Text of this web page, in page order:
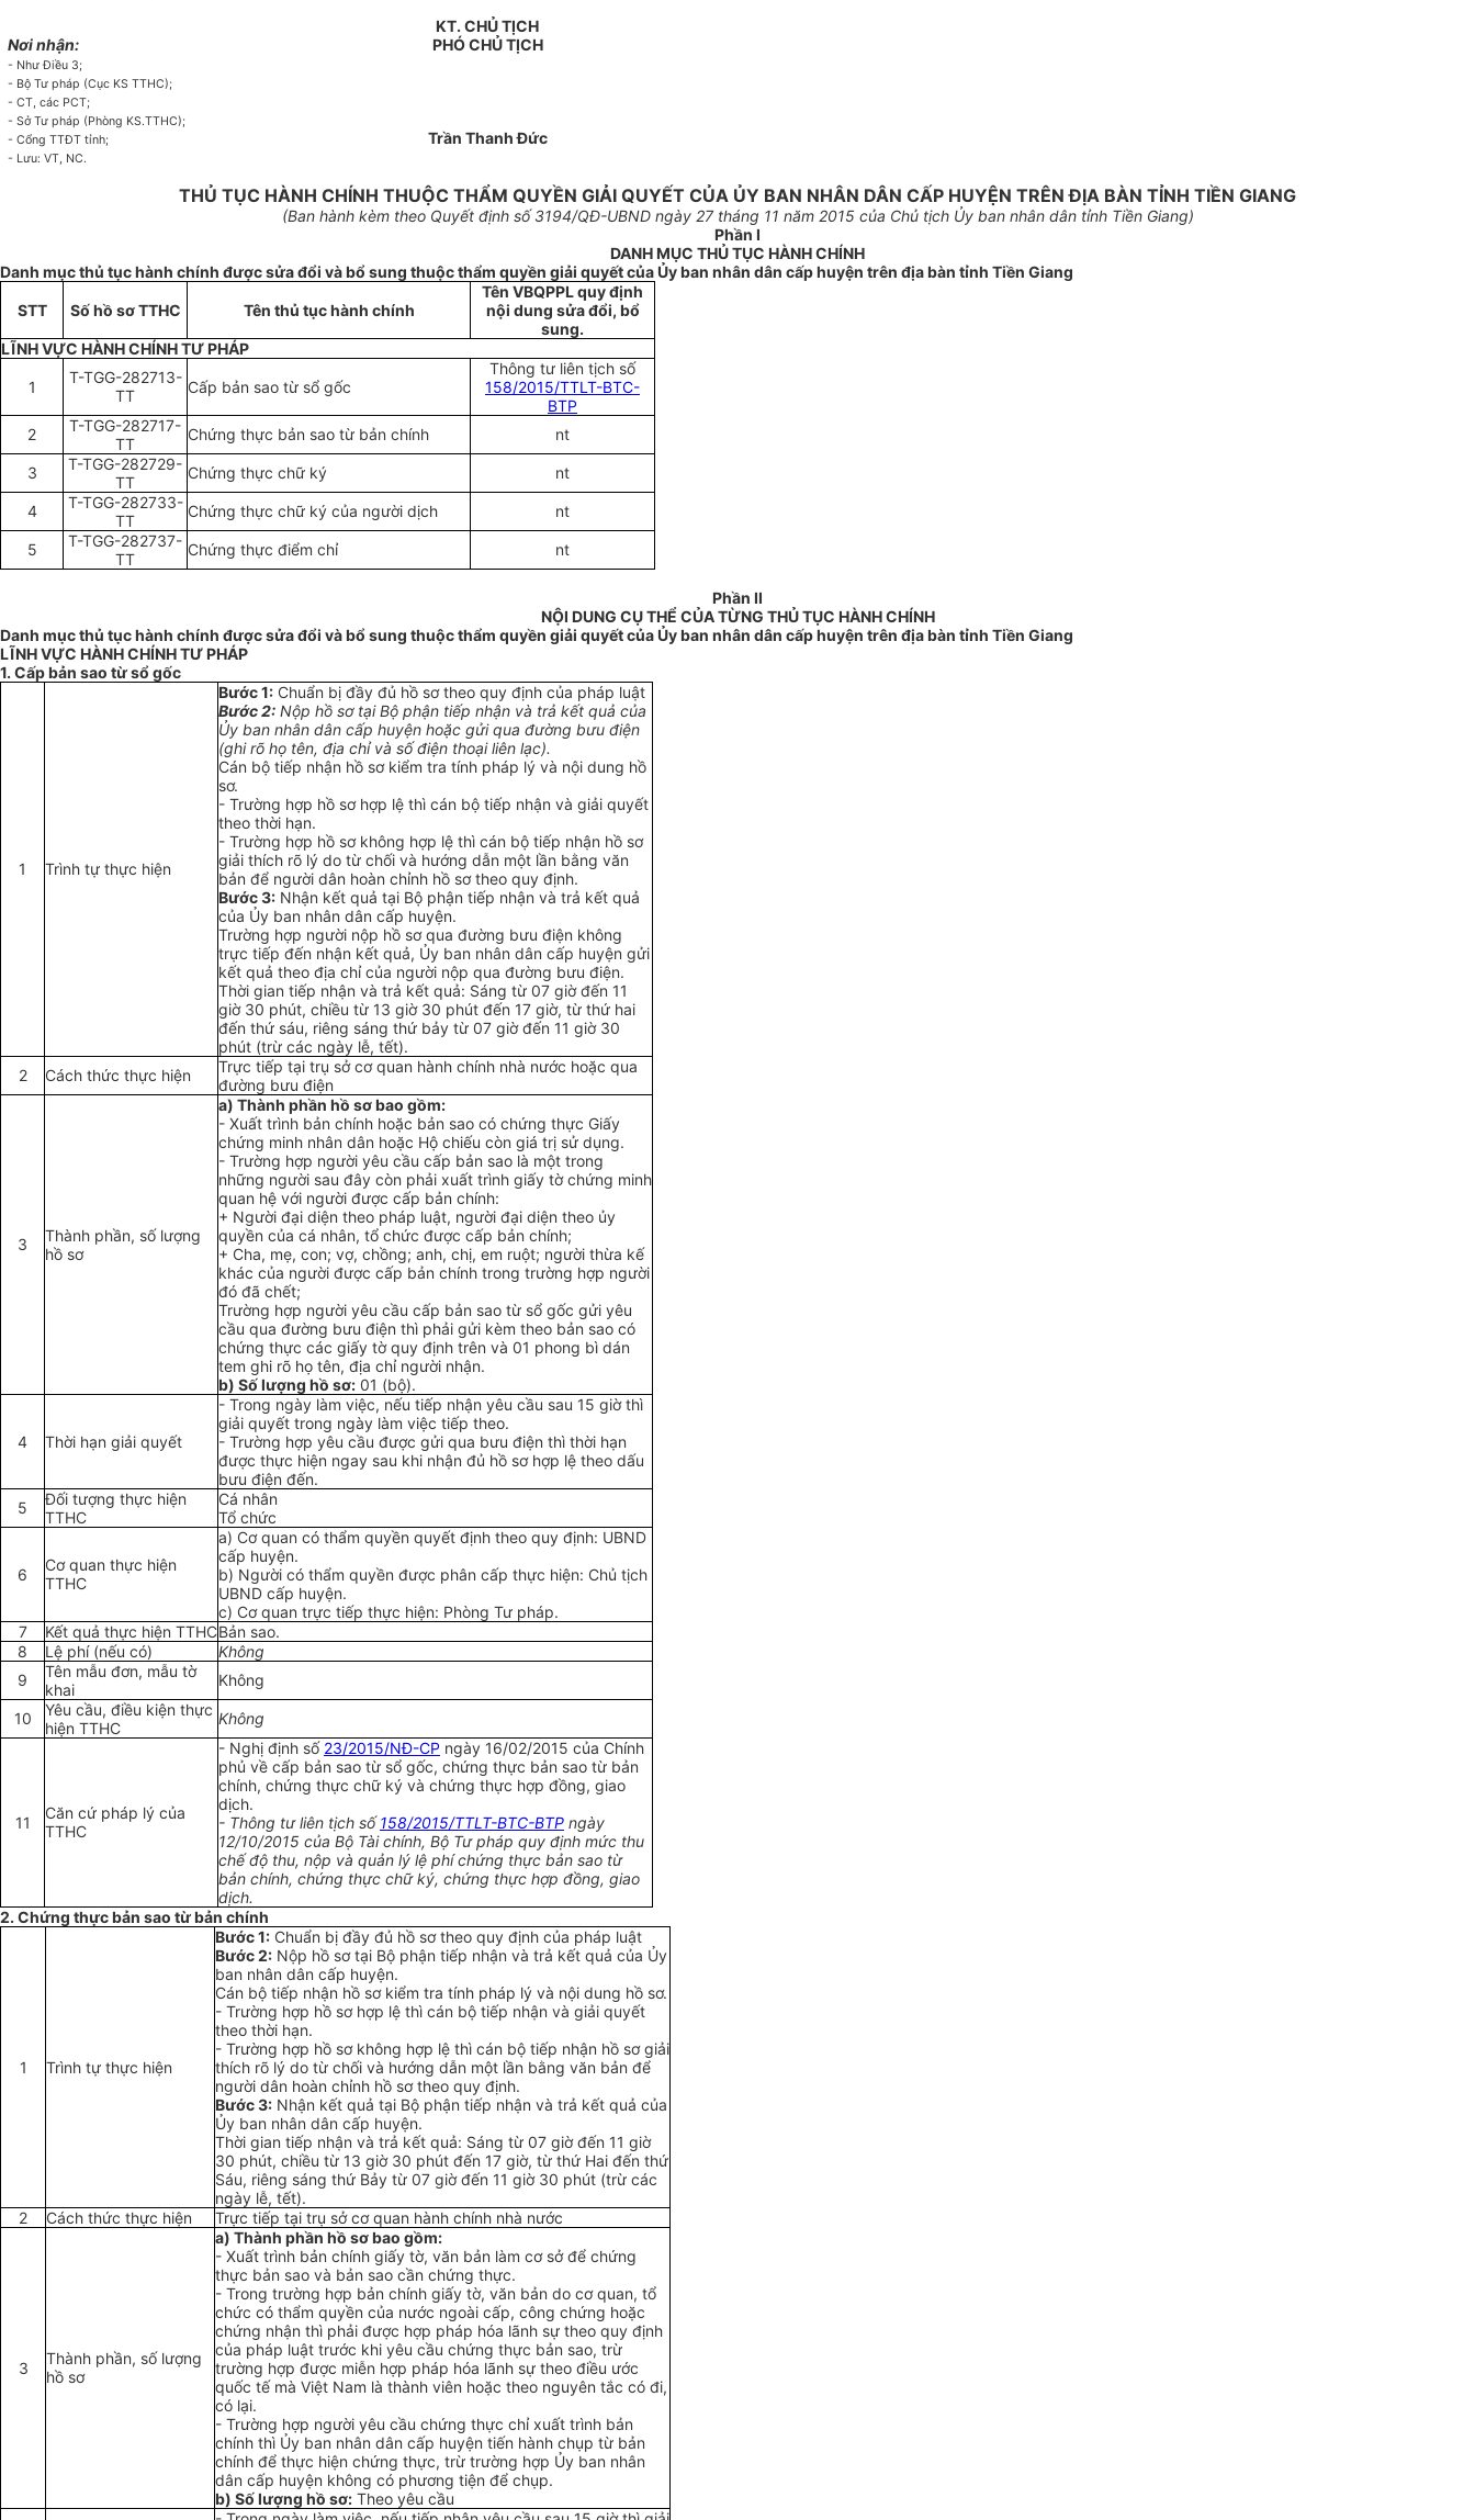
Nơi nhận:
- Như Điều 3;
- Bộ Tư pháp (Cục KS TTHC);
-CT, các PCT;
-Sở Tư pháp (Phòng KS.TTHC);
-Cổng TTĐT tỉnh;
- Lưu: VT, NC.
KT. CHỦ TỊCH
PHÓCHỦ TỊCH
Trần Thanh Đức
THỦ TỤC HÀNH CHÍNH THUỘC THẨM QUYỀN GIẢI QUYẾT CỦA ỦY BAN NHÂN DÂN CẤP HUYỆN TRÊN ĐỊA BÀN TỈNH TIỀN GIANG
(Ban hành kèm theo Quyết định số 3194/QĐ-UBND ngày27 tháng 11 năm 2015 của Chủ tịch Ủy ban nhân dân tỉnh Tiền Giang)
Phần I
DANH MỤC THỦ TỤC HÀNH CHÍNH
Danh mục thủ tục hành chính được sửa đổi và bổ sung thuộc thẩm quyền giải quyết củaỦy ban nhân dân cấp huyện trên địa bàn tỉnh Tiền Giang
STT Số hồ sơ TTHC Tên thủ tục hành chính
Tên VBQPPL quy định
nội dung sửa đổi, bổ
sung.
LĨNH VỰC HÀNH CHÍNH TƯ PHÁP
1
T-TGG-282713-
TT
Cấp bản sao từ sổ gốc
Thông tư liên tịch số
158/2015/TTLT-BTC-
BTP
2
T-TGG-282717-
TT
Chứng thực bản sao từ bản chính nt
3
T-TGG-282729-
TT
Chứng thực chữ ký nt
4
T-TGG-282733-
TT
Chứng thực chữ ký của người dịch nt
5
T-TGG-282737-
TT
Chứng thực điểm chỉ nt
Phần II
NỘI DUNG CỤ THỂ CỦA TỪNG THỦ TỤC HÀNH CHÍNH
Danh mục thủ tục hành chính được sửa đổi và bổ sung thuộc thẩm quyền giải quyết của Ủy ban nhân dân cấp huyện trên địa bàn tỉnh Tiền Giang
LĨNH VỰC HÀNH CHÍNH TƯ PHÁP
1. Cấp bản sao từ sổ gốc
1 Trình tự thực hiện
Bước 1: Chuẩn bị đầy đủ hồ sơ theo quy định của pháp luật
Bước 2: Nộp hồ sơ tại Bộ phận tiếp nhận và trả kết quả của
Ủy ban nhân dân cấp huyện hoặc gửi qua đường bưu điện
(ghi rõ họ tên, địa chỉ và sốđiện thoại liên lạc).
Cán bộ tiếp nhận hồ sơ kiểm tra tính pháp lý và nội dung hồ
sơ.
- Trường hợp hồ sơ hợp lệ thì cán bộ tiếp nhận và giải quyết
theo thời hạn.
- Trường hợp hồ sơ không hợp lệ thì cán bộ tiếp nhận hồ sơ
giải thích rõ lý do từ chối và hướng dẫn một lần bằng văn
bản để người dân hoàn chỉnh hồ sơ theo quy định.
Bước 3: Nhận kết quả tại Bộ phận tiếp nhận và trả kết quả
của Ủy ban nhân dân cấp huyện.
Trường hợp người nộp hồ sơ qua đường bưu điện không
trực tiếp đến nhận kết quả, Ủy ban nhân dân cấp huyện gửi
kết quả theo địa chỉ của người nộp qua đường bưu điện.
Thời gian tiếp nhận và trả kết quả: Sáng từ 07 giờ đến 11
giờ 30 phút, chiều từ 13 giờ 30 phút đến 17 giờ, từ thứ hai
đến thứ sáu, riêng sáng thứ bảy từ 07 giờ đến 11 giờ 30
phút (trừ các ngày lễ, tết).
2
Cách thức thực hiện Trực tiếp tại trụ sở cơ quan hành chính nhà nước hoặc qua
đường bưu điện
3
Thành phần, số lượng
hồ sơ
a) Thành phần hồ sơ bao gồm:
- Xuất trình bản chính hoặc bản sao có chứng thực Giấy
chứng minh nhân dân hoặc Hộ chiếu còn giá trị sử dụng.
- Trường hợp người yêu cầu cấp bản sao là một trong
những người sau đây còn phải xuất trình giấy tờ chứng minh
quan hệ với người được cấp bản chính:
+ Người đại diện theo pháp luật, người đại diện theo ủy
quyền của cá nhân, tổ chức được cấp bản chính;
+ Cha, mẹ, con; vợ, chồng; anh, chị, em ruột; người thừa kế
khác của người được cấp bản chính trong trường hợp người
đó đã chết;
Trường hợp người yêu cầu cấp bản sao từ sổ gốc gửi yêu
cầu qua đường bưu điện thì phải gửi kèm theo bản sao có
chứng thực các giấy tờ quy định trên và 01 phong bì dán
tem ghi rõ họ tên, địa chỉ người nhận.
b) Số lượng hồ sơ: 01 (bộ).
4 Thời hạn giải quyết
- Trong ngày làm việc, nếu tiếp nhận yêu cầu sau 15 giờ thì
giải quyết trong ngày làm việc tiếp theo.
- Trường hợp yêu cầu được gửi qua bưu điện thì thời hạn
được thực hiện ngay sau khi nhận đủ hồ sơ hợp lệ theo dấu
bưu điện đến.
5
Đối tượng thực hiện
TTHC
Cá nhân
Tổ chức
6
Cơ quan thực hiện
TTHC
a) Cơ quan có thẩm quyền quyết định theo quy định: UBND
cấp huyện.
b) Người có thẩm quyền được phân cấp thực hiện: Chủ tịch
UBND cấp huyện.
c) Cơ quan trực tiếp thực hiện: Phòng Tư pháp.
7
Kết quả thực hiện TTHCBản sao.
8
Lệ phí (nếu có)
Không
9
Tên mẫu đơn, mẫu tờ
khai
Không
10 Yêu cầu, điều kiện thực
hiện TTHC
Không
11
Căn cứ pháp lý của
TTHC
- Nghị định số 23/2015/NĐ-CP ngày 16/02/2015 của Chính
phủ về cấp bản sao từ sổ gốc, chứng thực bản sao từ bản
chính, chứng thực chữ ký và chứng thực hợp đồng, giao
dịch.
- Thông tư liên tịch số158/2015/TTLT-BTC-BTP ngày
12/10/2015 của Bộ Tài chính, Bộ Tư pháp quy định mức thu
chế độ thu, nộp và quản lý lệ phíchứng thực bản sao từ
bản chính, chứng thực chữ ký, chứng thực hợp đồng, giao
dịch.
2. Chứng thực bản sao từ bản chính
1 Trình tự thực hiện
Bước 1: Chuẩn bị đầy đủ hồ sơ theo quy định của pháp luật
Bước 2: Nộp hồ sơ tại Bộ phận tiếp nhận và trả kết quả của Ủy
ban nhân dân cấp huyện.
Cán bộ tiếp nhận hồ sơ kiểm tra tính pháp lý và nội dung hồ sơ.
- Trường hợp hồ sơ hợp lệ thì cán bộ tiếp nhận và giải quyết
theo thời hạn.
- Trường hợp hồ sơ không hợp lệ thì cán bộ tiếp nhận hồ sơ giải
thích rõ lý do từ chối và hướng dẫn một lần bằng văn bản để
người dân hoàn chỉnh hồ sơ theo quy định.
Bước 3: Nhận kết quả tại Bộ phận tiếp nhận và trả kết quả của
Ủy ban nhân dân cấp huyện.
Thời gian tiếp nhận và trả kết quả: Sáng từ 07 giờ đến 11 giờ
30 phút, chiều từ 13 giờ 30 phút đến 17 giờ, từ thứ Hai đến thứ
Sáu, riêng sáng thứ Bảy từ 07 giờ đến 11 giờ 30 phút (trừ các
ngày lễ, tết).
2
Cách thức thực hiện Trực tiếp tại trụ sở cơ quan hành chính nhà nước
3
Thành phần, số lượng
hồ sơ
a) Thành phần hồ sơ bao gồm:
- Xuất trình bản chính giấy tờ, văn bản làm cơ sở để chứng
thực bản sao và bản sao cần chứng thực.
- Trong trường hợp bản chính giấy tờ, văn bản do cơ quan, tổ
chức có thẩm quyền của nước ngoài cấp, công chứng hoặc
chứng nhận thì phải được hợp pháp hóa lãnh sự theo quy định
của pháp luật trước khi yêu cầu chứng thực bản sao, trừ
trường hợp được miễn hợp pháp hóa lãnh sự theo điều ước
quốc tế mà Việt Nam là thành viên hoặc theo nguyên tắc có đi,
có lại.
- Trường hợp người yêu cầu chứng thực chỉ xuất trình bản
chính thì Ủy ban nhân dân cấp huyện tiến hành chụp từ bản
chính để thực hiện chứng thực, trừ trường hợp Ủy ban nhân
dân cấp huyện không có phương tiện để chụp.
b) Số lượng hồ sơ: Theo yêu cầu